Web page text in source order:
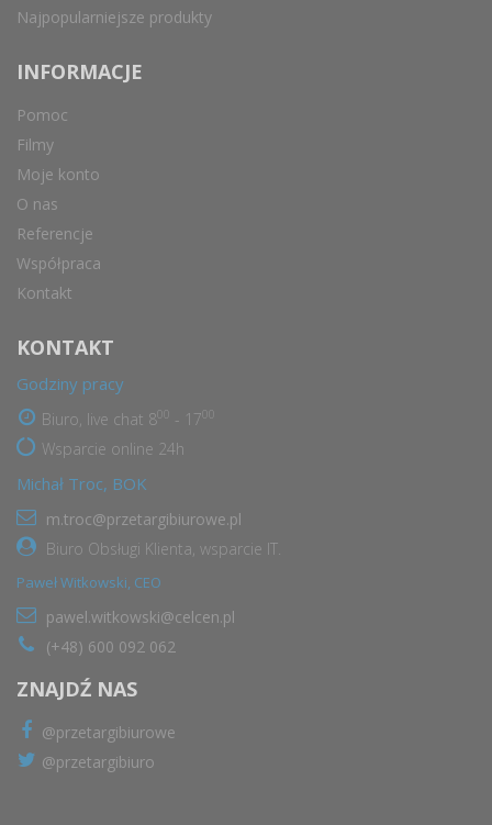
Najpopularniejsze produkty
INFORMACJE
Pomoc
Filmy
Moje konto
O nas
Referencje
Współpraca
Kontakt
KONTAKT
Godziny pracy
Biuro, live chat 8 - 17
Wsparcie online 24h
Michał Troc, BOK
m.troc@przetargibiurowe.pl
Biuro Obsługi Klienta, wsparcie IT.
Paweł Witkowski, CEO
pawel.witkowski@celcen.pl
(+48) 600 092 062
ZNAJDŹ NAS
@przetargibiurowe
@przetargibiuro